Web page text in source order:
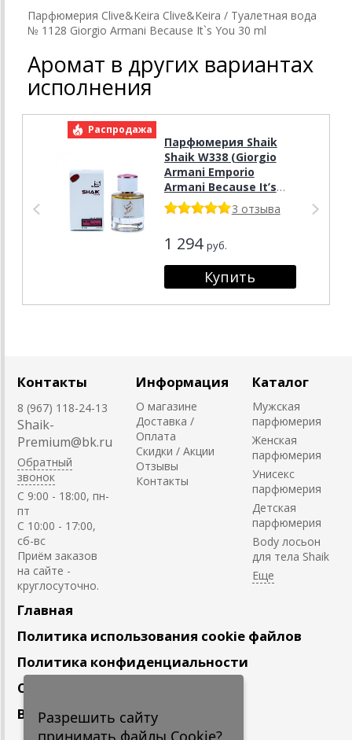
Парфюмерия Clive&Keira Clive&Keira / Туалетная вода
№ 1128 Giorgio Armani Because It`s You 30 ml
Аромат в других вариантах
исполнения
Распродажа
Парфюмерия Shaik
Shaik W338 (Giorgio
Armani Emporio
Armani Because It’s
You), 50 ml NEW3 отзыва
1 294 руб.
Контакты
8 (967) 118-24-13
Shaik-
Premium@bk.ru
Обратный
звонок
C 9:00 - 18:00, пн-
пт
С 10:00 - 17:00,
сб-вс
Приём заказов
на сайте -
круглосуточно.
Информация
О магазине
Доставка /
Оплата
Скидки / Акции
Отзывы
Контакты
Каталог
Мужская
парфюмерия
Женская
парфюмерия
Унисекс
парфюмерия
Детская
парфюмерия
Body лосьон
для тела Shaik
Главная
Политика использования cookie файлов
Политика конфиденциальности
Сотрудничество
Вакансии
Разрешить сайту
принимать файлы Cookie?